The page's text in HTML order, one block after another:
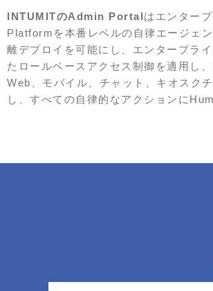
INTUMITのAdmin Portal はエンター
Platformを本番レベルの自律エージェ
離デプロイを可能にし、エンタープラ
たロールベースアクセス制御を適用し
Web、モバイル、チャット、キオスク
し、すべての自律的なアクションに